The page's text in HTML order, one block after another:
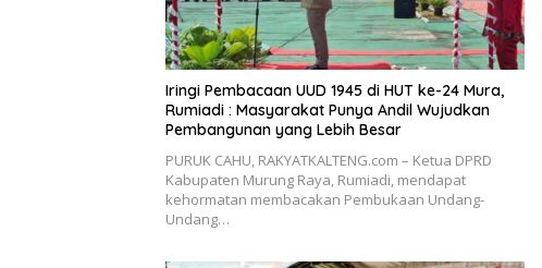
Iringi Pembacaan UUD 1945 di HUT ke-24 Mura,
Rumiadi : Masyarakat Punya Andil Wujudkan
Pembangunan yang Lebih Besar
PURUK CAHU, RAKYATKALTENG.com – Ketua DPRD
Kabupaten Murung Raya, Rumiadi, mendapat
kehormatan membacakan Pembukaan Undang-
Undang…